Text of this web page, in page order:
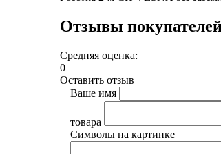
Отзывы
Средняя оценка:
0
Оставить отзыв
Ваше имя
товара
Символы на картинке